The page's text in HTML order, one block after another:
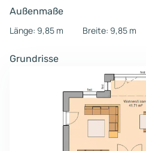
Außenmaße
Länge: 9,85 m
Breite: 9,85 m
Grundrisse